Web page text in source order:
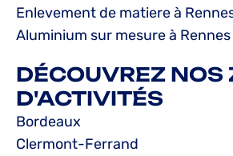
Enlevement de matiere à
Aluminium sur mesure à Rennes
DÉCOUVREZ NOS
D'ACTIVITÉS
Bordeaux
Clermont-Ferrand